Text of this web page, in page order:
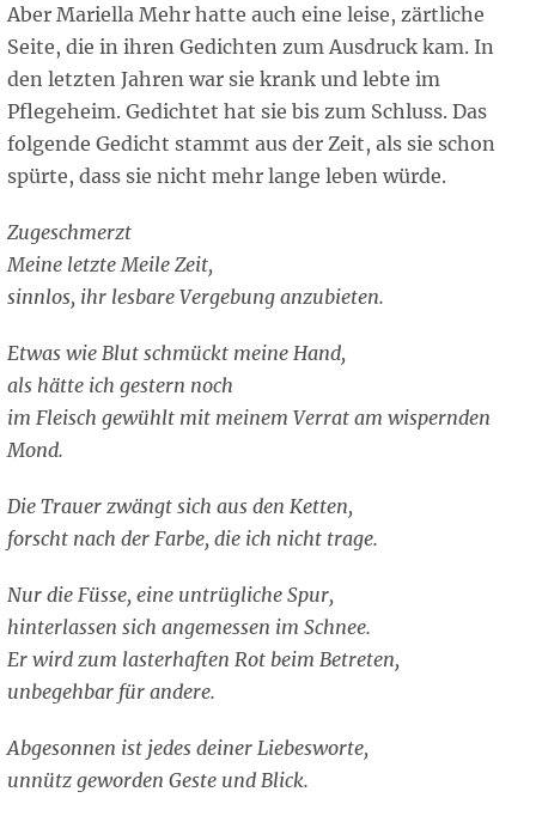
Aber Mariella Mehr hatte auch eine leise, zärtliche
Seite, die in ihren Gedichten zum Ausdruck kam. In
den letzten Jahren war sie krank und lebte im
Pflegeheim. Gedichtet hat sie bis zum Schluss. Das
folgende Gedicht stammt aus der Zeit, als sie schon
spürte, dass sie nicht mehr lange leben würde.
Zugeschmerzt
Meine letzte Meile Zeit,
sinnlos, ihr lesbare Vergebung anzubieten.
Etwas wie Blut schmückt meine Hand,
als hätte ich gestern noch
im Fleisch gewühlt mit meinem Verrat am wispernden
Mond.
Die Trauer zwängt sich aus den Ketten,
forscht nach der Farbe, die ich nicht trage.
Nur die Füsse, eine untrügliche Spur,
hinterlassen sich angemessen im Schnee.
Er wird zum lasterhaften Rot beim Betreten,
unbegehbar für andere.
Abgesonnen ist jedes deiner Liebesworte,
unnütz geworden Geste und Blick.